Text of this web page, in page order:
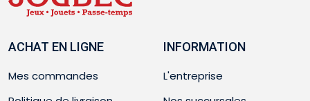
ACHAT EN LIGNE
Mes commandes
INFORMATION
L'entreprise